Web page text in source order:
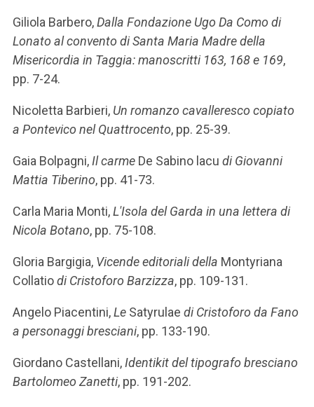
Giliola Barbero,Dalla Fondazione Ugo Da Como di
Lonato al convento di Santa Maria Madre della
Misericordia in Taggia: manoscritti 163, 168 e 169,
pp. 7-24.
Nicoletta Barbieri, Un romanzo cavalleresco copiato
a Pontevico nel Quattrocento, pp. 25-39.
Gaia Bolpagni, Il carme De Sabino lacu di Giovanni
Mattia Tiberino, pp. 41-73.
Carla Maria Monti,L'Isola del Garda in una lettera di
Nicola Botano, pp. 75-108.
Gloria Bargigia, Vicende editoriali della Montyriana
Collatiodi Cristoforo Barzizza, pp. 109-131.
Angelo Piacentini,Le Satyrulae di Cristoforo da Fano
a personaggi bresciani, pp. 133-190.
Giordano Castellani, Identikit del tipografo bresciano
Bartolomeo Zanetti, pp. 191-202.